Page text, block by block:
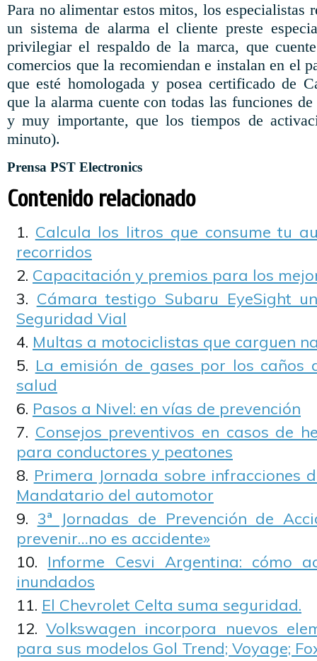
Para no alimentar estos mitos, los especialistas
un sistema de alarma el cliente preste
privilegiar el respaldo de la marca, que
comercios que la recomiendan e instalan en el
que esté homologada y posea certificado de
que la alarma cuente con todas las funciones
y muy importante, que los tiempos de
minuto).
Prensa PST Electronics
Contenido relacionado
Calcula los litros que consume tu
recorridos
Capacitación y premios para los
Cámara testigo Subaru EyeSight
Seguridad Vial
Multas a motociclistas que carguen
La emisión de gases por los caños
salud
Pasos a Nivel: en vías de prevención
Consejos preventivos en casos de
para conductores y peatones
Primera Jornada sobre infracciones
Mandatario del automotor
3ª Jornadas de Prevención de
prevenir…no es accidente»
Informe Cesvi Argentina: cómo
inundados
El Chevrolet Celta suma seguridad.
Volkswagen incorpora nuevos
para sus modelos Gol Trend; Voyage;